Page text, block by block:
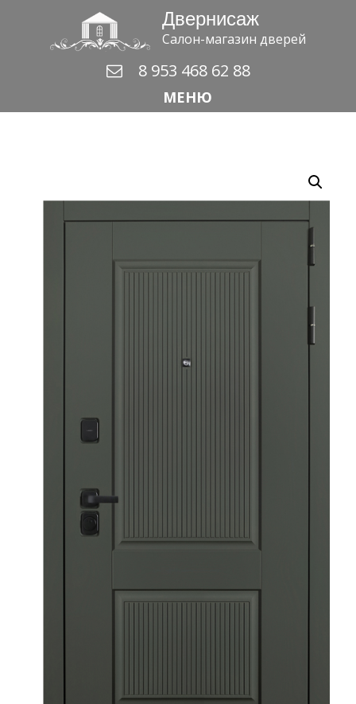
Двернисаж
Салон-магазин дверей
8 953 468 62 88
МЕНЮ